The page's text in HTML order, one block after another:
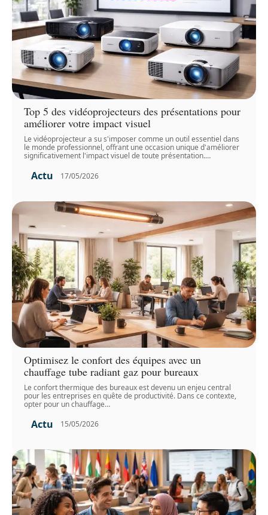
Top 5 des vidéoprojecteurs des présentations pour
améliorer votre impact visuel
Le vidéoprojecteur a su s'imposer comme un outil essentiel dans
le monde professionnel, offrant une occasion unique d'améliorer
significativement l'impact visuel de toute présentation.…
Actu 17/05/2026
Optimisez le confort des équipes avec un
chauffage tube radiant gaz pour bureaux
Le confort thermique des bureaux est devenu un enjeu central
pour les entreprises en quête de productivité. Dans ce contexte,
opter pour un chauffage…
Actu 15/05/2026